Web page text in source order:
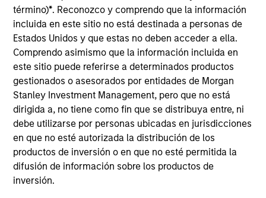
término)*. Reconozco y comprendo que la información
incluida en este sitio no está destinada a personas de
Estados Unidos y que estas no deben acceder a ella.
Comprendo asimismo que la información incluida en
este sitio puede referirse a determinados productos
gestionados o asesorados por entidades de Morgan
Stanley Investment Management, pero que no está
dirigida a, no tiene como fin que se distribuya entre, ni
debe utilizarse por personas ubicadas en jurisdicciones
en que no esté autorizada la distribución de los
productos de inversión o en que no esté permitida la
difusión de información sobre los productos de
inversión.
Impact Fitness is a leading Planet Fitness franchisee
with development rights across Michigan, Indiana,
British Columbia and Western Ontario.
Board Membership
Aaron Sack, James R. Stewart
Investment Team
Morgan Stanley Capital Partners